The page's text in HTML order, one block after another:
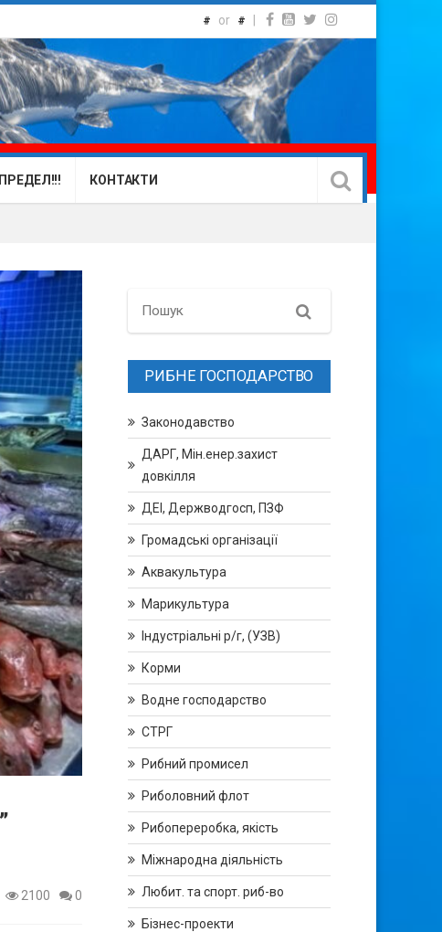
# or #
КОНТАКТИ
2100 0
Search
РИБНЕ ГОСПОДАРСТВО
Законодавство
ДАРГ, Мін.енер.захист
довкілля
ДЕІ, Держводгосп, ПЗФ
Громадські організації
Аквакультура
Марикультура
Індустріальні р/г, (УЗВ)
Корми
Водне господарство
СТРГ
Рибний промисел
Риболовний флот
Рибопереробка, якість
Міжнародна діяльність
Любит. та спорт. риб-во
Бізнес-проекти